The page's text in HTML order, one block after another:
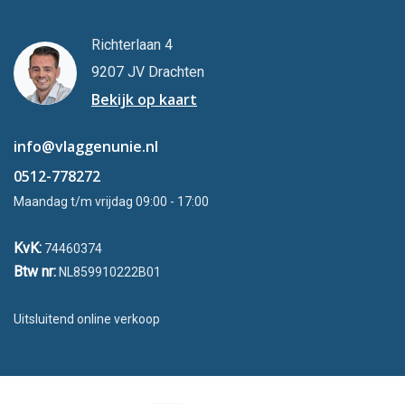
Richterlaan 4
9207 JV Drachten
Bekijk op kaart
info@vlaggenunie.nl
0512-778272
Maandag t/m vrijdag 09:00 - 17:00
KvK: 74460374
Btw nr: NL859910222B01
Uitsluitend online verkoop